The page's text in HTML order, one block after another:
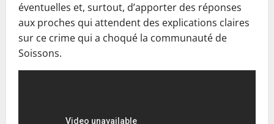
éventuelles et, surtout, d’apporter des réponses
aux proches qui attendent des explications claires
sur ce crime qui a choqué la communauté de
Soissons.